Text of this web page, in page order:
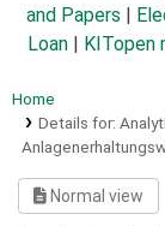
and Papers
Loan
KITopen
Home
Details for:
Normal view